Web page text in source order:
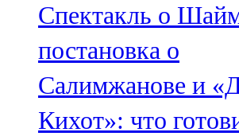
Спектакль о
постановка о
Салимжанове и
Кихот»: что